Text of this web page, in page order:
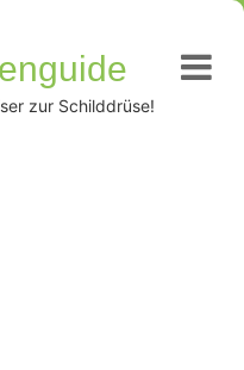
zur Schilddrüse!